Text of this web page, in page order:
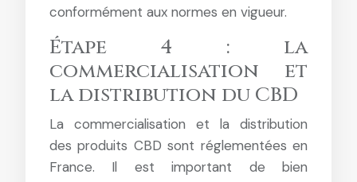
conformément aux normes en vigueur.
Étape 4 : la
commercialisation et
la distribution du CBD
La commercialisation et la distribution
des produits CBD sont réglementées en
France. Il est important de bien